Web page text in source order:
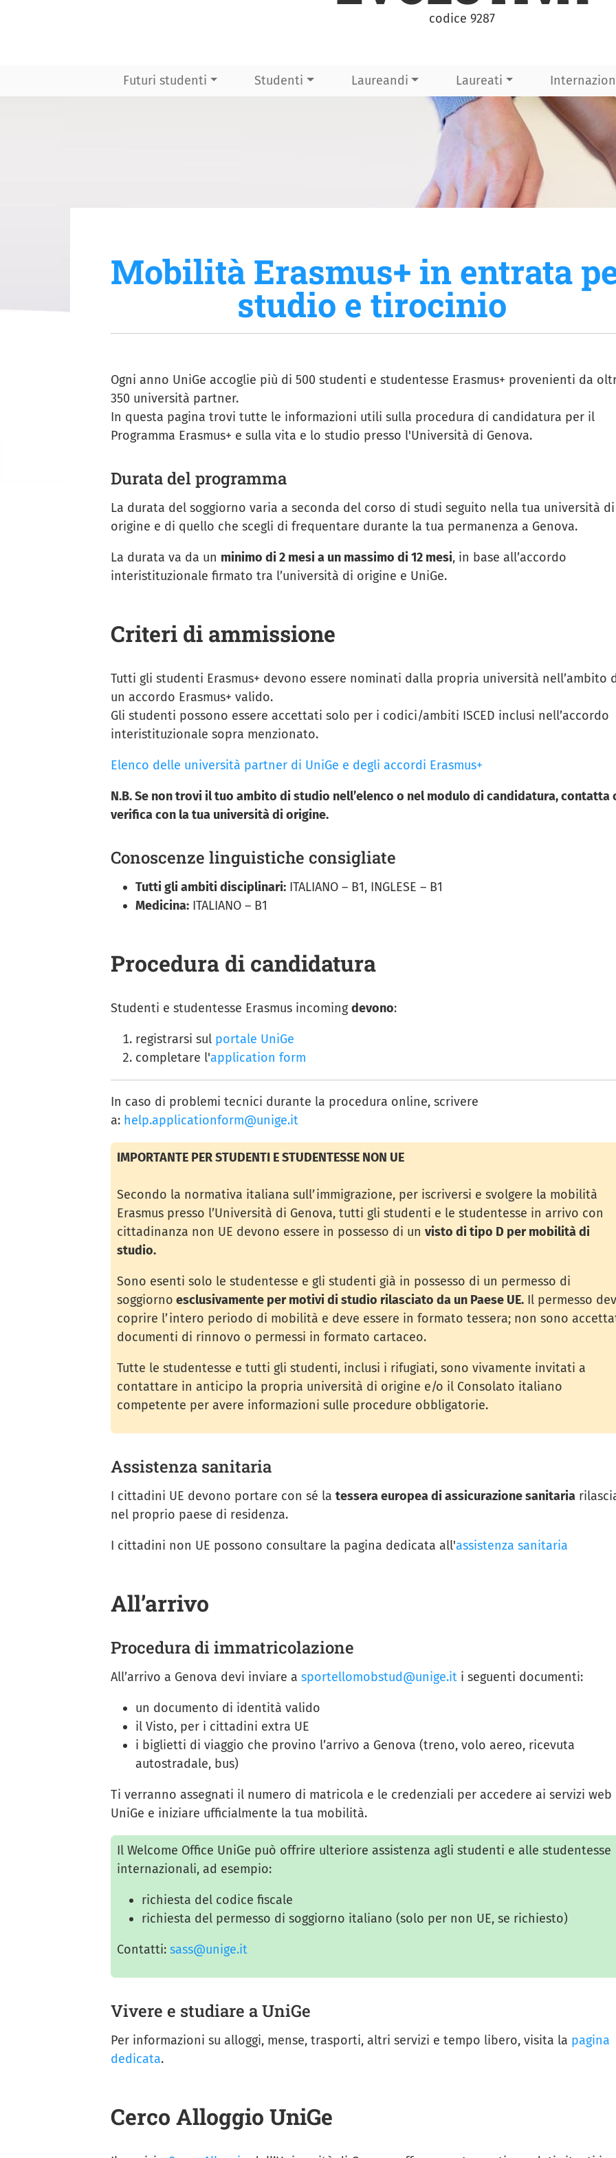
codice 9287
Futuri studenti Studenti Laureandi Laureati
Mobilità Erasmus+ in entrata
studio e tirocinio
Ogni anno UniGe accoglie più di 500 studenti e studentesse Erasmus+ provenienti da
350 università partner.
In questa pagina trovi tutte le informazioni utili sulla procedura di candidatura per il
Programma Erasmus+ e sulla vita e lo studio presso l'Università di Genova.
Durata del programma
La durata del soggiorno varia a seconda del corso di studi seguito nella tua università di
origine e di quello che scegli di frequentare durante la tua permanenza a Genova.
La durata va da un minimo di 2 mesi a un massimo di 12 mesi, in base all’accordo
interistituzionale firmato tra l’università di origine e UniGe.
Criteri di ammissione
Tutti gli studenti Erasmus+ devono essere nominati dalla propria università nell’ambito
un accordo Erasmus+ valido.
Gli studenti possono essere accettati solo per i codici/ambiti ISCED inclusi nell’accordo
interistituzionale sopra menzionato.
Elenco delle università partner di UniGe e degli accordi Erasmus+
N.B. Se non trovi il tuo ambito di studio nell’elenco o nel modulo di candidatura, contatta
verifica con la tua università di origine.
Conoscenze linguistiche consigliate
Tutti gli ambiti disciplinari:ITALIANO – B1, INGLESE – B1
Medicina:ITALIANO – B1
Procedura di candidatura
Studenti e studentesse Erasmus incomingdevono:
registrarsi sul portale UniGe
completare l'application form
In caso di problemi tecnici durante la procedura online, scrivere
a: help.applicationform@unige.it
IMPORTANTE PER STUDENTI E STUDENTESSE NON UE
Secondo la normativa italiana sull’immigrazione, per iscriversi e svolgere la mobilità
Erasmus presso l’Università di Genova, tutti gli studenti e le studentesse in arrivo con
cittadinanza non UE devono essere in possesso di un visto di tipo D per mobilità di
studio.
Sono esenti solo le studentesse e gli studenti già in possesso di un permesso di
soggiorno esclusivamente per motivi di studio rilasciato da un Paese UE.Il permesso
coprire l’intero periodo di mobilità e deve essere in formato tessera; non sono
documenti di rinnovo o permessi in formato cartaceo.
Tutte le studentesse e tutti gli studenti, inclusi i rifugiati, sono vivamente invitati a
contattare in anticipo la propria università di origine e/o il Consolato italiano
competente per avere informazioni sulle procedure obbligatorie.
Assistenza sanitaria
I cittadini UE devono portare con sé la tessera europea di assicurazione sanitaria
nel proprio paese di residenza.
I cittadini non UE possono consultare la pagina dedicata all'assistenza sanitaria
All’arrivo
Procedura di immatricolazione
All’arrivo a Genova devi inviare a sportellomobstud@unige.iti seguenti documenti:
un documento di identità valido
il Visto, per i cittadini extra UE
i biglietti di viaggio che provino l’arrivo a Genova (treno, volo aereo, ricevuta
autostradale, bus)
Ti verranno assegnati il numero di matricola e le credenziali per accedere ai servizi web
UniGe e iniziare ufficialmente la tua mobilità.
Il Welcome Office UniGe può offrire ulteriore assistenza agli studenti e alle studentesse
internazionali, ad esempio:
richiesta del codice fiscale
richiesta del permesso di soggiorno italiano (solo per non UE, se richiesto)
Contatti: sass@unige.it
Vivere e studiare a UniGe
Per informazioni su alloggi, mense, trasporti, altri servizi e tempo libero, visita la pagina
dedicata.
Cerco Alloggio UniGe